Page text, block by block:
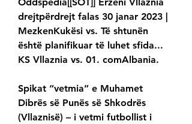
drejtpërdrejt falas 30 janar 2023 |
MezkenKukësi vs. Të shtunën
është planifikuar të luhet sfida...
KS Vllaznia vs. 01. comAlbania.
Spikat “vetmia” e Muhamet
Dibrës së Punës së Shkodrës
(Vllaznisë) – i vetmi futbollist i